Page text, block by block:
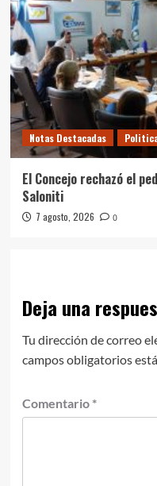
Notas Destacadas
El Concejo rechazó el
Saloniti
7 agosto, 2026 0
Deja una
Tu dirección de correo
campos obligatorios
Comentario *